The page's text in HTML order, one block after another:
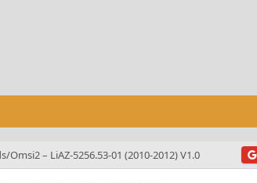
Omsi2 – LiAZ-5256.53-01 (2010-2012) V1.0